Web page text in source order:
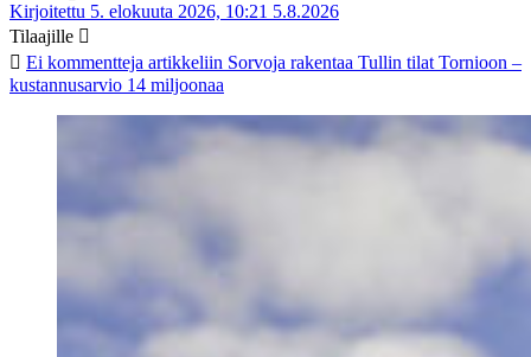
Kirjoitettu 5. elokuuta 2026, 10:21 5.8.2026
Tilaajille
Ei kommentteja artikkeliin Sorvoja rakentaa Tullin tilat Tornioon –
kustannusarvio 14 miljoonaa